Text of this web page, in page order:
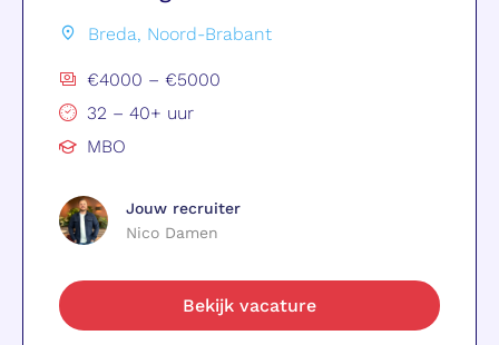
Breda, Noord-Brabant
€4000 – €5000
32 – 40+ uur
MBO
Jouw recruiter
Nico Damen
Bekijk vacature